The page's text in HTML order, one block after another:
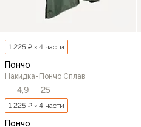
1 225 ₽ × 4 части
Пончо
Накидка-Пончо Сплав
4,9 25
1 225 ₽ × 4 части
Пончо